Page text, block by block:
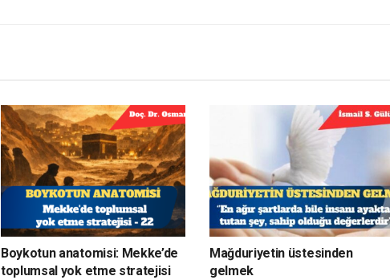
Boykotun anatomisi: Mekke’de
toplumsal yok etme stratejisi
Mağduriyetin üstesinden
gelmek